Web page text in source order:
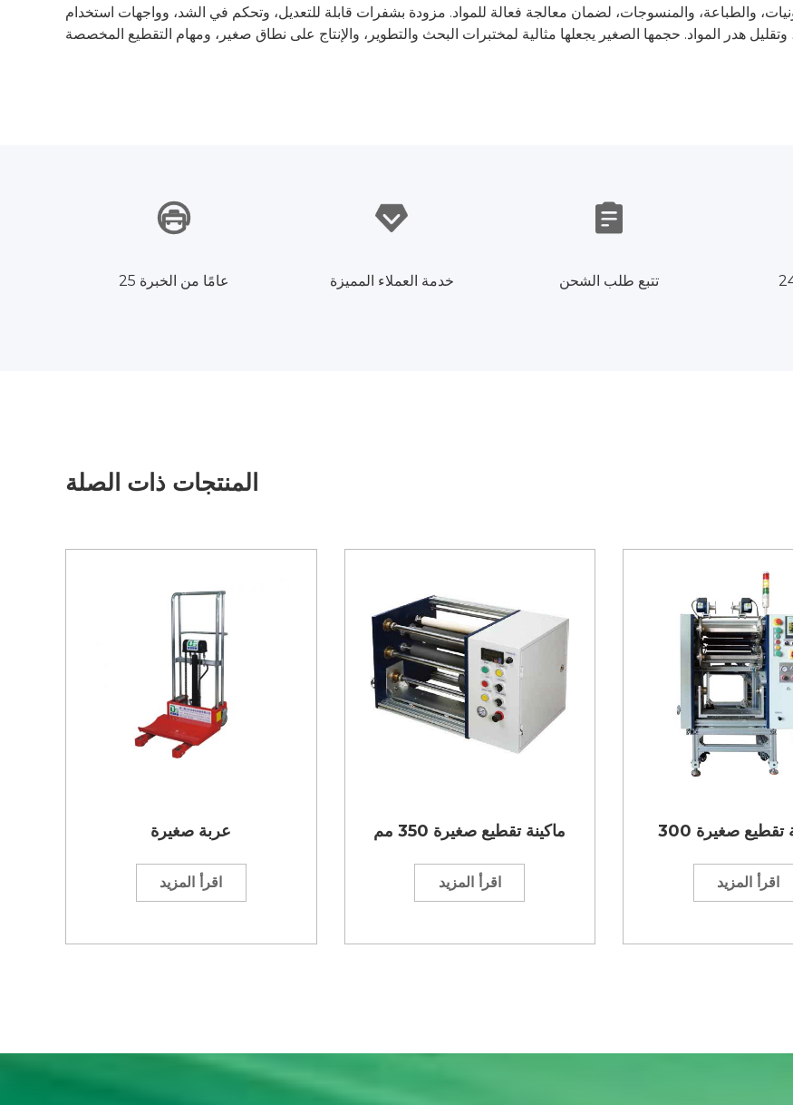
والطباعة، والمنسوجات، لضمان معالجة فعالة للمواد. مزودة بشفرات قابلة للتعديل، وتحكم في الشد، وواجهات استخدام
25 عامًا من الخبرة خدمة العملاء المميزة تتبع طلب الشحن
المنتجات ذات الصلة
عربة صغيرة
اقرأ المزيد
ماكينة تقطيع صغيرة 350 مم
اقرأ المزيد اقرأ المزيد